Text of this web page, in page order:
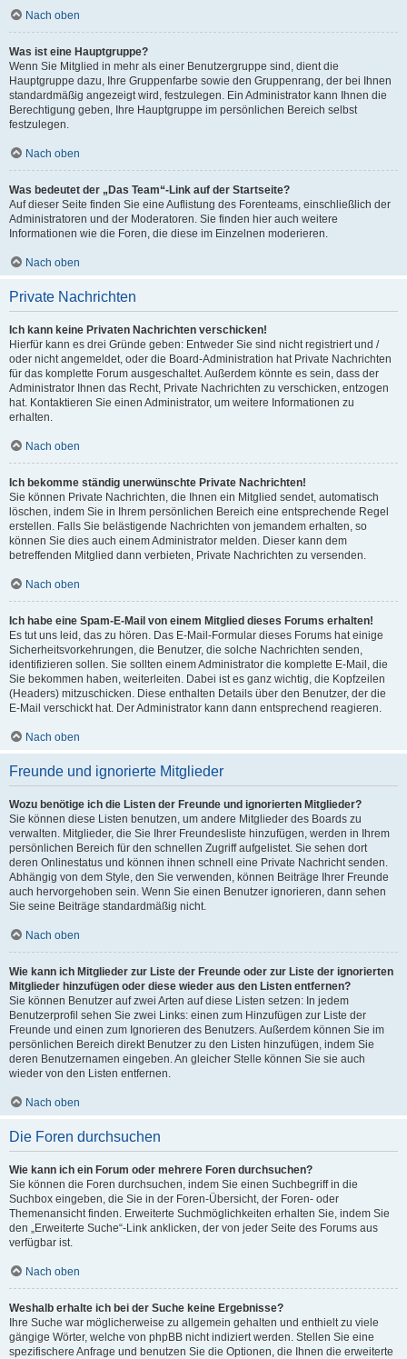
Nach oben
Was ist eine Hauptgruppe?
Wenn Sie Mitglied in mehr als einer Benutzergruppe sind, dient die
Hauptgruppe dazu, Ihre Gruppenfarbe sowie den Gruppenrang, der bei Ihnen
standardmäßig angezeigt wird, festzulegen. Ein Administrator kann Ihnen die
Berechtigung geben, Ihre Hauptgruppe im persönlichen Bereich selbst
festzulegen.
Nach oben
Was bedeutet der „Das Team“-Link auf der Startseite?
Auf dieser Seite finden Sie eine Auflistung des Forenteams, einschließlich der
Administratoren und der Moderatoren. Sie finden hier auch weitere
Informationen wie die Foren, die diese im Einzelnen moderieren.
Nach oben
Private Nachrichten
Ich kann keine Privaten Nachrichten verschicken!
Hierfür kann es drei Gründe geben: Entweder Sie sind nicht registriert und /
oder nicht angemeldet, oder die Board-Administration hat Private Nachrichten
für das komplette Forum ausgeschaltet. Außerdem könnte es sein, dass der
Administrator Ihnen das Recht, Private Nachrichten zu verschicken, entzogen
hat. Kontaktieren Sie einen Administrator, um weitere Informationen zu
erhalten.
Nach oben
Ich bekomme ständig unerwünschte Private Nachrichten!
Sie können Private Nachrichten, die Ihnen ein Mitglied sendet, automatisch
löschen, indem Sie in Ihrem persönlichen Bereich eine entsprechende Regel
erstellen. Falls Sie belästigende Nachrichten von jemandem erhalten, so
können Sie dies auch einem Administrator melden. Dieser kann dem
betreffenden Mitglied dann verbieten, Private Nachrichten zu versenden.
Nach oben
Ich habe eine Spam-E-Mail von einem Mitglied dieses Forums erhalten!
Es tut uns leid, das zu hören. Das E-Mail-Formular dieses Forums hat einige
Sicherheitsvorkehrungen, die Benutzer, die solche Nachrichten senden,
identifizieren sollen. Sie sollten einem Administrator die komplette E-Mail, die
Sie bekommen haben, weiterleiten. Dabei ist es ganz wichtig, die Kopfzeilen
(Headers) mitzuschicken. Diese enthalten Details über den Benutzer, der die
E-Mail verschickt hat. Der Administrator kann dann entsprechend reagieren.
Nach oben
Freunde und ignorierte Mitglieder
Wozu benötige ich die Listen der Freunde und ignorierten Mitglieder?
Sie können diese Listen benutzen, um andere Mitglieder des Boards zu
verwalten. Mitglieder, die Sie Ihrer Freundesliste hinzufügen, werden in Ihrem
persönlichen Bereich für den schnellen Zugriff aufgelistet. Sie sehen dort
deren Onlinestatus und können ihnen schnell eine Private Nachricht senden.
Abhängig von dem Style, den Sie verwenden, können Beiträge Ihrer Freunde
auch hervorgehoben sein. Wenn Sie einen Benutzer ignorieren, dann sehen
Sie seine Beiträge standardmäßig nicht.
Nach oben
Wie kann ich Mitglieder zur Liste der Freunde oder zur Liste der ignorierten
Mitglieder hinzufügen oder diese wieder aus den Listen entfernen?
Sie können Benutzer auf zwei Arten auf diese Listen setzen: In jedem
Benutzerprofil sehen Sie zwei Links: einen zum Hinzufügen zur Liste der
Freunde und einen zum Ignorieren des Benutzers. Außerdem können Sie im
persönlichen Bereich direkt Benutzer zu den Listen hinzufügen, indem Sie
deren Benutzernamen eingeben. An gleicher Stelle können Sie sie auch
wieder von den Listen entfernen.
Nach oben
Die Foren durchsuchen
Wie kann ich ein Forum oder mehrere Foren durchsuchen?
Sie können die Foren durchsuchen, indem Sie einen Suchbegriff in die
Suchbox eingeben, die Sie in der Foren-Übersicht, der Foren- oder
Themenansicht finden. Erweiterte Suchmöglichkeiten erhalten Sie, indem Sie
den „Erweiterte Suche“-Link anklicken, der von jeder Seite des Forums aus
verfügbar ist.
Nach oben
Weshalb erhalte ich bei der Suche keine Ergebnisse?
Ihre Suche war möglicherweise zu allgemein gehalten und enthielt zu viele
gängige Wörter, welche von phpBB nicht indiziert werden. Stellen Sie eine
spezifischere Anfrage und benutzen Sie die Optionen, die Ihnen die erweiterte